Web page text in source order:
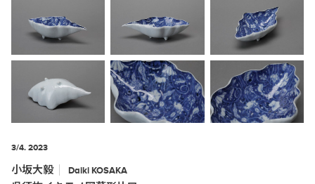
3/4. 2023
小坂大毅 Daiki KOSAKA